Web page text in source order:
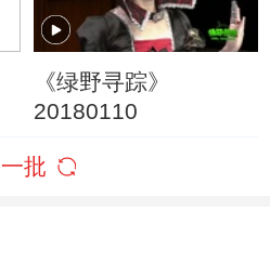
《绿野寻踪》
20180110
批